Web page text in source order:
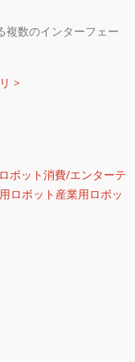
複数のインターフェー
>
ボット消費/エンターテ
ロボット 産業用ロボッ